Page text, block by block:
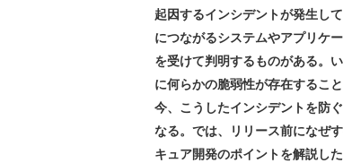
起因するインシデントが発生し
につながるシステムやアプリケ
を受けて判明するものがある。
に何らかの脆弱性が存在するこ
今、こうしたインシデントを防
なる。では、リリース前になぜ
キュア開発のポイントを解説した